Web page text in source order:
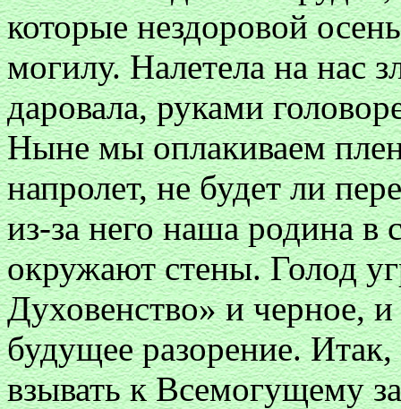
которые нездоровой
могилу. Налетела на нас
даровала, руками
Ныне мы оплакиваем
напролет, не будет ли
из-за него наша родина в
окружают стены. Голод
Духовенство» и черное, и
будущее разорение.
взывать к Всемогущему